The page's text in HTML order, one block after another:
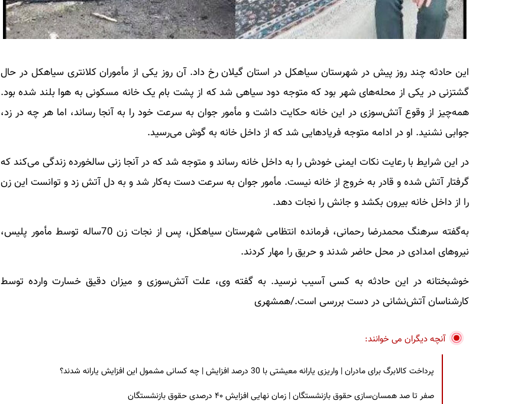
این حادثه چند روز پیش در شهرستان سیاهکل در استان گیلان رخ داد. آن روز یکی از مأموران کلانتری سیاهکل در حال
گشتزنی در یکی از محله‌های شهر بود که متوجه دود سیاهی شد که از پشت بام یک خانه مسکونی به هوا بلند شده بود.
همه‌‌چیز از وقوع آتش‌سوزی در این خانه حکایت داشت و مأمور جوان به سرعت خود را به آنجا رساند، اما هر چه در زد،
جوابی نشنید. او در ادامه متوجه فریادهایی شد که از داخل خانه به گوش می‌رسید.
در این شرایط با رعایت نکات ایمنی خودش را به داخل خانه رساند و متوجه شد که در آنجا زنی سالخورده زندگی می‌کند که
گرفتار آتش شده و قادر به خروج از خانه نیست. مأمور جوان به سرعت دست به‌کار شد و به دل آتش زد و توانست این زن
را از داخل خانه بیرون بکشد و جانش را نجات دهد.
به‌گفته سرهنگ محمدرضا رحمانی، فرمانده انتظامی شهرستان سیاهکل، پس از نجات زن 70ساله توسط مأمور پلیس،
نیروهای امدادی در محل حاضر شدند و حریق را مهار کردند.
خوشبختانه در این حادثه به کسی آسیب نرسید. به ‌گفته وی، علت آتش‌سوزی و میزان دقیق خسارت وارده توسط
کارشناسان آتش‌نشانی در دست بررسی است./همشهری
آنچه دیگران می خوانند:
پرداخت کالابرگ برای مادران | واریزی یارانه معیشتی با 30 درصد افزایش | چه کسانی مشمول این افزایش یارانه شدند؟
صفر تا صد همسان‌سازی حقوق بازنشستگان | زمان نهایی افزایش ۴۰ درصدی حقوق بازنشستگان